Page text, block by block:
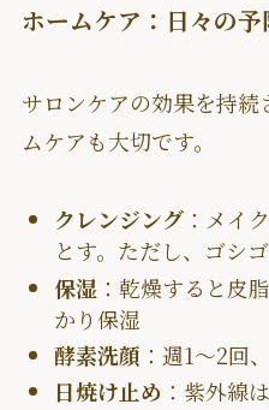
ホームケア：日々の予
サロンケアの効果を持
ムケアも大切です。
クレンジング：メイ
とす。ただし、ゴシ
保湿 ：乾燥すると皮
かり保湿
酵素洗顔 ：週1〜2回
日焼け止め ：紫外線